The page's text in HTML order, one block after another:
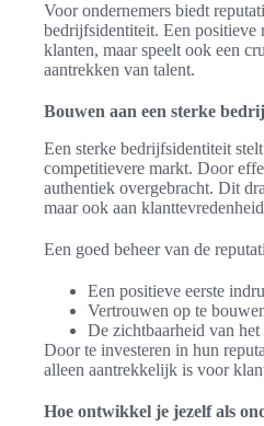
Voor ondernemers biedt
bedrijfsidentiteit. Een positieve
klanten, maar speelt ook een
aantrekken van talent.
Bouwen aan een sterke
Een sterke bedrijfsidentiteit
competitievere markt. Door
authentiek overgebracht. Dit
maar ook aan
Een goed beheer van de
Een positieve eerste
Vertrouwen op te
De zichtbaarheid van
Door te investeren in hun
alleen aantrekkelijk is voor
Hoe ontwikkel je jezelf als